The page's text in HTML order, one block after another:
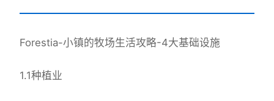
Forestia-小镇的牧场生活攻略-4大基础设施
1.1种植业